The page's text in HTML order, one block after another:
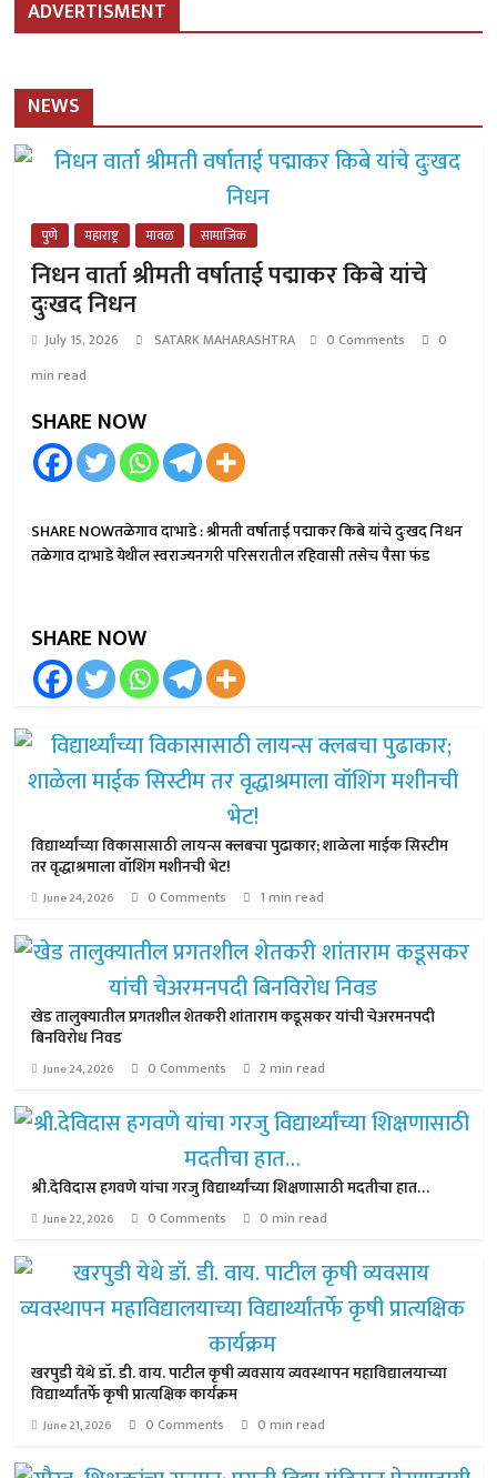
ADVERTISMENT
NEWS
पुणे महाराष्ट्र मावळ सामाजिक
निधन वार्ता श्रीमती वर्षाताई पद्माकर किबे यांचे
दुःखद निधन
July 15, 2026 SATARK MAHARASHTRA 0 Comments
0
min read
SHARE NOW
SHARE NOWतळेगाव दाभाडे : श्रीमती वर्षाताई पद्माकर किबे यांचे दुःखद निधन
तळेगाव दाभाडे येथील स्वराज्यनगरी परिसरातील रहिवासी तसेच पैसा फंड
SHARE NOW
विद्यार्थ्यांच्या विकासासाठी लायन्स क्लबचा पुढाकार; शाळेला माईक सिस्टीम
तर वृद्धाश्रमाला वॉशिंग मशीनची भेट!
June 24, 2026 0 Comments 1 min read
खेड तालुक्यातील प्रगतशील शेतकरी शांताराम कडूसकर यांची चेअरमनपदी
बिनविरोध निवड
June 24, 2026 0 Comments 2 min read
श्री.देविदास हगवणे यांचा गरजु विद्यार्थ्यांच्या शिक्षणासाठी मदतीचा हात…
June 22, 2026 0 Comments 0 min read
खरपुडी येथे डॉ. डी. वाय. पाटील कृषी व्यवसाय व्यवस्थापन महाविद्यालयाच्या
विद्यार्थ्यांतर्फे कृषी प्रात्यक्षिक कार्यक्रम
June 21, 2026 0 Comments 0 min read